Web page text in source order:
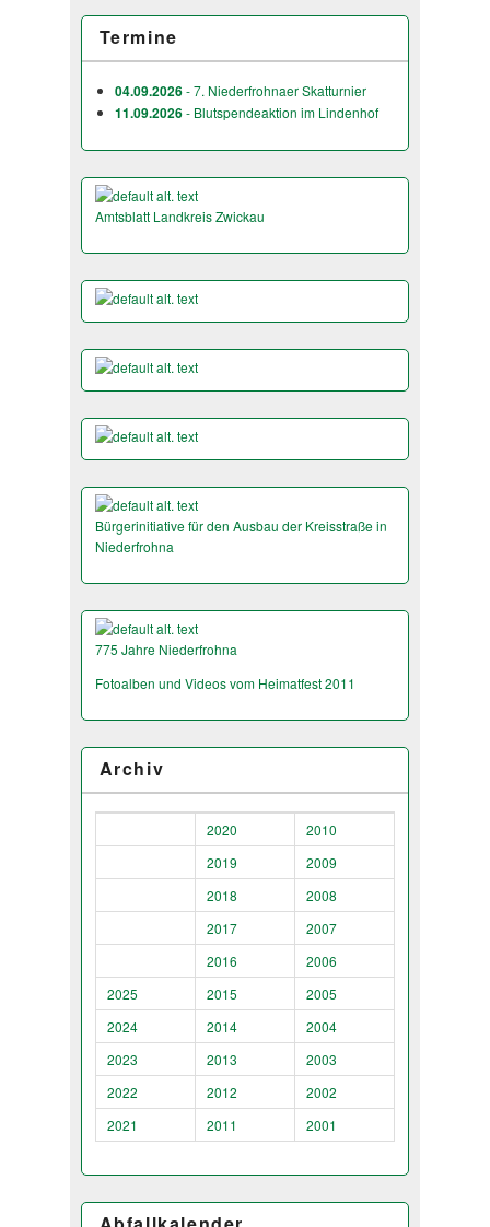
Termine
04.09.2026- 7. Niederfrohnaer Skatturnier
11.09.2026- Blutspendeaktion im Lindenhof
Amtsblatt Landkreis Zwickau
Bürgerinitiative für den Ausbau der Kreisstraße in
Niederfrohna
775 Jahre Niederfrohna
Fotoalben und Videos vom Heimatfest 2011
Archiv
2020
2010
2019
2009
2018
2008
2017
2007
2016
2006
2025
2015
2005
2024
2014
2004
2023
2013
2003
2022
2012
2002
2021
2011 2001